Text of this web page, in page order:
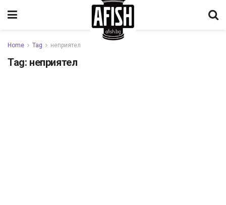
Home Tag неприятел
Tag: неприятел